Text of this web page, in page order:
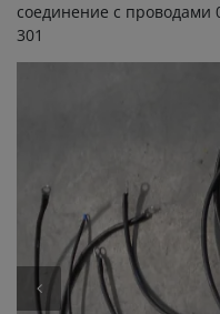
cоединение с проводами
301